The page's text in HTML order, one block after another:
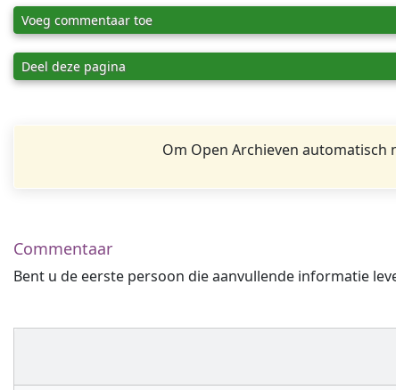
Voeg commentaar toe
Deel deze pagina
Om Open Archieven
Commentaar
Bent u de eerste persoon die aanvullende informatie